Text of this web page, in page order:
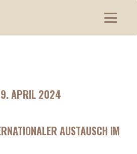
APRIL 2024
AUSTAUSCH IM